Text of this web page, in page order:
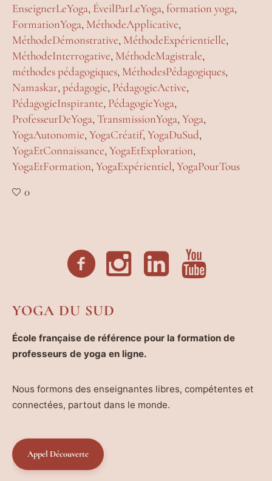
EnseignerLeYoga, ÉveilParLeYoga, formation yoga,
FormationYoga, MéthodeApplicative,
MéthodeDémonstrative, MéthodeExpérientielle,
MéthodeInterrogative, MéthodeMagistrale,
méthodes pédagogiques, MéthodesPédagogiques,
Namaskar, pédagogie, PédagogieActive,
PédagogieInspirante, PédagogieYoga,
ProfesseurDeYoga, TransmissionYoga, Yoga,
YogaAutonomie, YogaCréatif, YogaDuSud,
YogaEtConnaissance, YogaEtExploration,
YogaEtFormation, YogaExpérientiel, YogaPourTous
0
YOGA DU SUD
École française de référence pour la formation de
professeurs de yoga en ligne.
Nous formons des enseignantes libres, compétentes et
connectées, partout dans le monde.
Appel Découverte